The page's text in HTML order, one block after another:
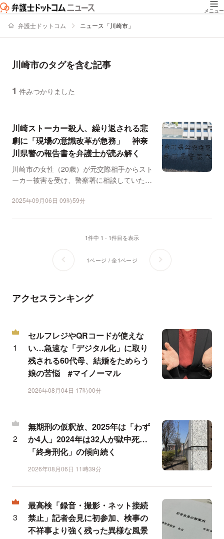
メニュー
弁護士ドットコム ニュース「川崎市」
川崎市のタグを含む記事
1 件みつかりました
川崎ストーカー殺人、繰り返される悲
劇に「現場の意識改革が急務」 神奈
川県警の報告書を弁護士が読み解く
川崎市の女性（20歳）が元交際相手からスト
ーカー被害を受け、警察署に相談していたに
2025年09月06日 09時59分
1件中 1 - 1件目を表示
1ページ / 全1ページ
アクセスランキング
セルフレジやQRコードが使えな
い…急速な「デジタル化」に取り
残される60代母、結婚をためらう
娘の苦悩 #マイノーマル
2026年08月04日 17時00分
無期刑の仮釈放、2025年は「わず
か4人」2024年は32人が獄中死…
「終身刑化」の傾向続く
2026年08月06日 11時39分
最高検「録音・撮影・ネット接続
禁止」記者会見に初参加、検事の
不祥事より強く残った異様な風景